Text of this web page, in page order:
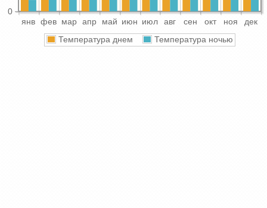
янв фев мар апр май июн июл авг сен окт ноя дек
0
Температура днем Температура ночью